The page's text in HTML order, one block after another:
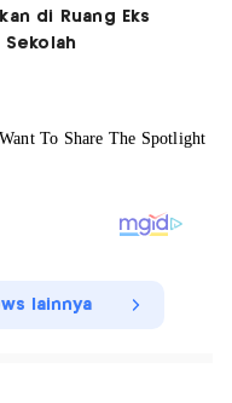
di Ruang Eks
Sekolah
lainnya